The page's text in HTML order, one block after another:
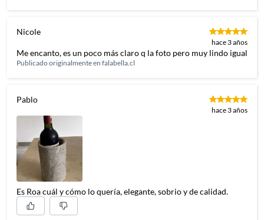
Nicole
hace 3 años
Me encanto, es un poco más claro q la foto pero muy lindo igual
Publicado originalmente en falabella.cl
Pablo
hace 3 años
Es Roa cuál y cómo lo quería, elegante, sobrio y de calidad.